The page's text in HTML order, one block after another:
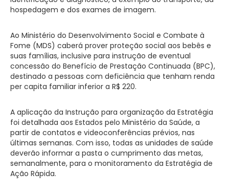
hospedagem e dos exames de imagem.
Ao Ministério do Desenvolvimento Social e Combate à
Fome (MDS) caberá prover proteção social aos bebês e
suas famílias, inclusive para instrução de eventual
concessão do Benefício de Prestação Continuada (BPC),
destinado a pessoas com deficiência que tenham renda
per capita familiar inferior a R$ 220.
A aplicação da Instrução para organização da Estratégia
foi detalhada aos Estados pelo Ministério da Saúde, a
partir de contatos e videoconferências prévios, nas
últimas semanas. Com isso, todas as unidades de saúde
deverão informar a pasta o cumprimento das metas,
semanalmente, para o monitoramento da Estratégia de
Ação Rápida.